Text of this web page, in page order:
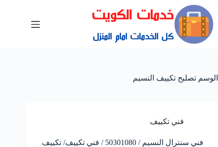
الوسم تصليح تكييف النسيم
فني تكييف
فني سنترال النسيم / 50301080 / فني تكييف/ تكييف